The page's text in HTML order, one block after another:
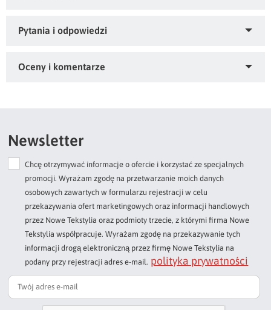
Gramatura: 500 GSM, Skład: 70% wiskoza z włókna
Zapytaj o produkt
Dodaj opinię o produkcie
Twoja ocena
Bardzo dobry
Twoja opinia o produkcie
Newsletter
Chcę otrzymywać informacje o ofercie i korzystać ze specjalnych
promocji. Wyrażam zgodę na przetwarzanie moich danych
osobowych zawartych w formularzu rejestracji w celu
przekazywania ofert marketingowych oraz informacji handlowych
przez Nowe Tekstylia oraz podmioty trzecie, z którymi firma Nowe
Tekstylia współpracuje. Wyrażam zgodę na przekazywanie tych
informacji drogą elektroniczną przez firmę Nowe Tekstylia na
podany przy rejestracji adres e-mail. polityka prywatności